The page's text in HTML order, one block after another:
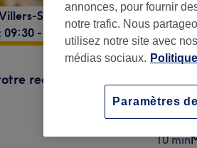
Saint-Paul, 60870
- 18:30
recherche
10 min
10 min
annonces, pour fournir
notre trafic. Nous
utilisez notre site avec
médias sociaux.
Paramètres